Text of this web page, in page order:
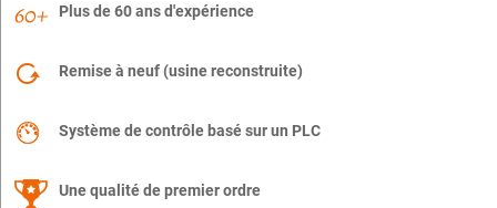
Plus de 60 ans d'expérience
Remise à neuf (usine reconstruite)
Système de contrôle basé sur un PLC
Une qualité de premier ordre